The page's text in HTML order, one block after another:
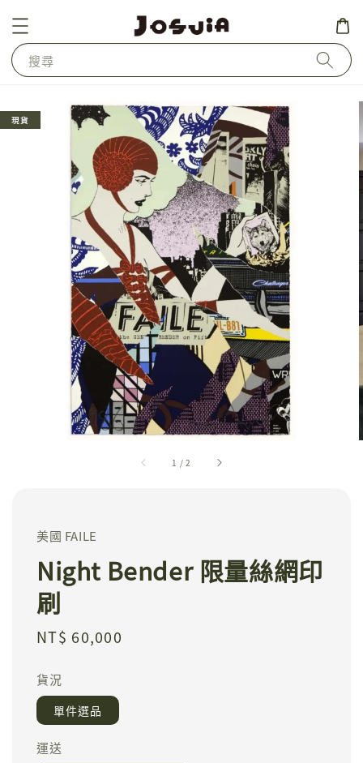
搜尋
1 /2
現貨
美國 FAILE
Night Bender 限量絲網印
刷
Regular
NT$ 60,000
貨況
單件選品
運送